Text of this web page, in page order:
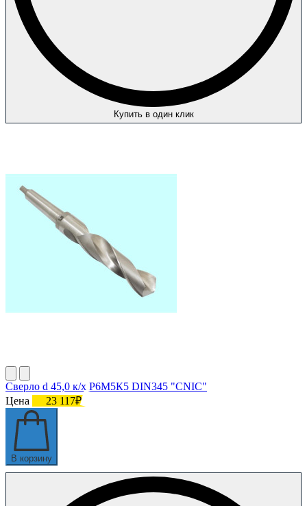
Купить в один клик
Сверло d 45,0 к/х Р6М5К5 DIN345 "CNIC"
Цена
23 117₽
В корзину